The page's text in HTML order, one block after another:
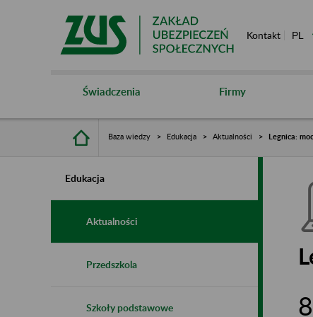
Kontakt
Świadczenia Firmy
Baza wiedzy Edukacja Aktualności Legnica:
Edukacja
Aktualności
Przedszkola
Szkoły podstawowe 8